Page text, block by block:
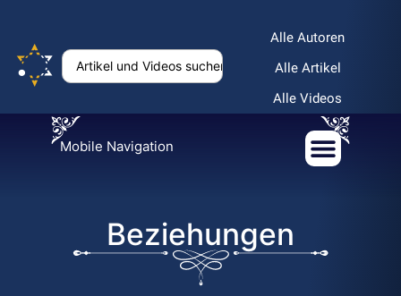
Alle Autoren
Alle Artikel
Alle Videos
Mobile Navigation
Beziehungen